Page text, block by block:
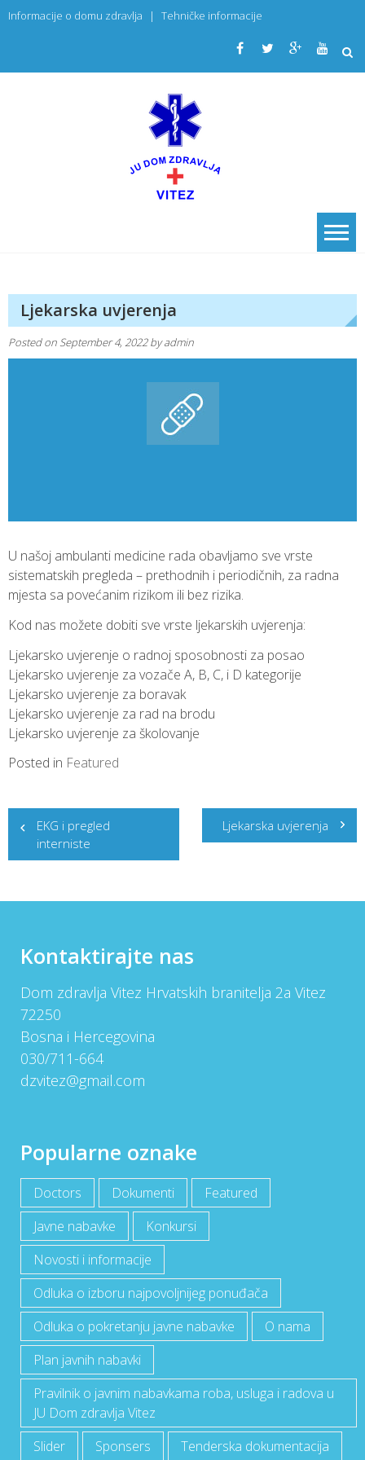
SkipInformacije o domu zdravlja | Tehničke informacije
Vitez
Ljekarska uvjerenja
Posted on September 4, 2022byadmin
U našoj ambulanti medicine rada obavljamo sve vrste
sistematskih pregleda – prethodnih i periodičnih, za radna
mjesta sa povećanim rizikom ili bez rizika.
Kod nas možete dobiti sve vrste ljekarskih uvjerenja:
Ljekarsko uvjerenje o radnoj sposobnosti za posao
Ljekarsko uvjerenje za vozače A, B, C, i D kategorije
Ljekarsko uvjerenje za boravak
Ljekarsko uvjerenje za rad na brodu
Ljekarsko uvjerenje za školovanje
Posted in Featured
Post
navigation
EKG i pregled
interniste
Ljekarska uvjerenja
Kontaktirajte nas
Dom zdravlja Vitez Hrvatskih branitelja 2a Vitez
72250
Bosna i Hercegovina
030/711-664
dzvitez@gmail.com
Popularne oznake
Doctors Dokumenti
Featured
Javne nabavke
Konkursi
Novosti i informacije
Odluka o izboru najpovoljnijeg ponuđača
Odluka o pokretanju javne nabavke
O nama
Plan javnih nabavki
Pravilnik o javnim nabavkama roba, usluga i radova u
JU Dom zdravlja Vitez
Slider
Sponsers Tenderska dokumentacija